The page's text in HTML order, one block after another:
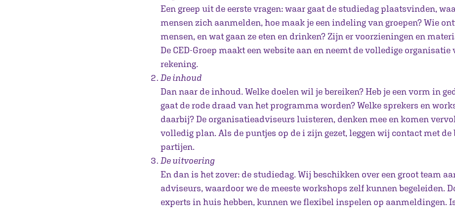
Een greep uit de eerste vragen: waar gaat de studiedag plaatsvinden,
mensen zich aanmelden, hoe maak je een indeling van groepen? Wie
mensen, en wat gaan ze eten en drinken? Zijn er voorzieningen en
De CED-Groep maakt een website aan en neemt de volledige organisatie
rekening.
De inhoud
Dan naar de inhoud. Welke doelen wil je bereiken? Heb je een vorm in
gaat de rode draad van het programma worden? Welke sprekers en
daarbij? De organisatieadviseurs luisteren, denken mee en komen
volledig plan. Als de puntjes op de i zijn gezet, leggen wij contact met de
partijen.
De uitvoering
En dan is het zover: de studiedag. Wij beschikken over een groot team
adviseurs, waardoor we de meeste workshops zelf kunnen begeleiden.
experts in huis hebben, kunnen we flexibel inspelen op aanmeldingen.